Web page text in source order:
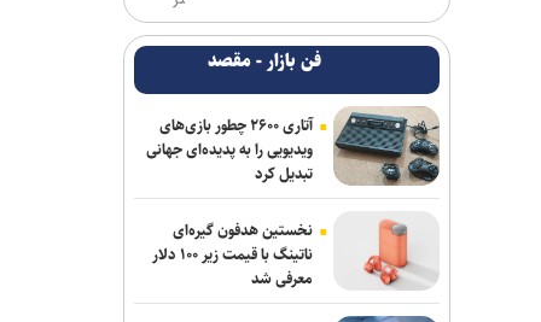
فن بازار - مقصد
آتاری ۲۶۰۰ چطور بازی‌های
ویدیویی را به پدیده‌ای جهانی
تبدیل کرد
نخستین هدفون گیره‌ای
ناتینگ با قیمت زیر ۱۰۰ دلار
معرفی شد